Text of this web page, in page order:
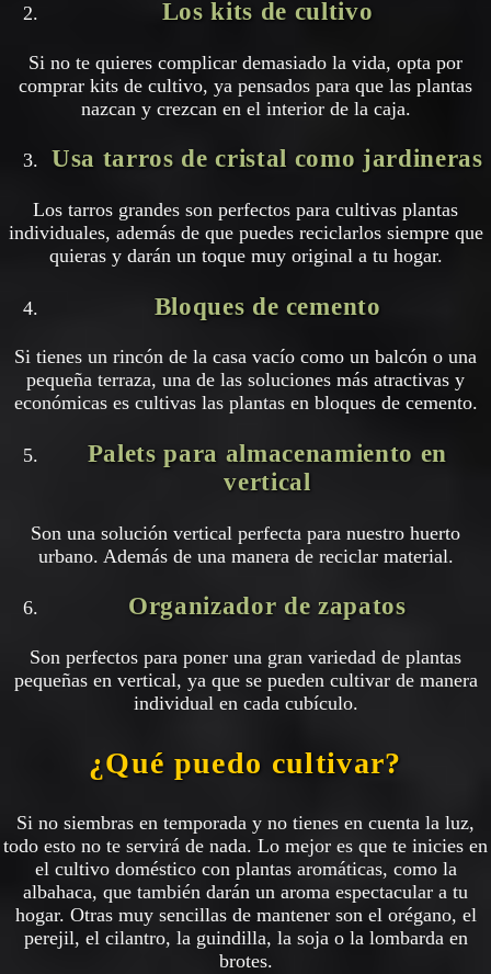
Los kits de cultivo
Si no te quieres complicar demasiado la vida, opta por
comprar kits de cultivo, ya pensados para que las plantas
nazcan y crezcan en el interior de la caja.
Usa tarros de cristal como jardineras
Los tarros grandes son perfectos para cultivas plantas
individuales, además de que puedes reciclarlos siempre que
quieras y darán un toque muy original a tu hogar.
Bloques de cemento
Si tienes un rincón de la casa vacío como un balcón o una
pequeña terraza, una de las soluciones más atractivas y
económicas es cultivas las plantas en bloques de cemento.
Palets para almacenamiento en
vertical
Son una solución vertical perfecta para nuestro huerto
urbano. Además de una manera de reciclar material.
Organizador de zapatos
Son perfectos para poner una gran variedad de plantas
pequeñas en vertical, ya que se pueden cultivar de manera
individual en cada cubículo.
¿Qué puedo cultivar?
Si no siembras en temporada y no tienes en cuenta la luz,
todo esto no te servirá de nada. Lo mejor es que te inicies en
el cultivo doméstico con plantas aromáticas, como la
albahaca, que también darán un aroma espectacular a tu
hogar. Otras muy sencillas de mantener son el orégano, el
perejil, el cilantro, la guindilla, la soja o la lombarda en
brotes.